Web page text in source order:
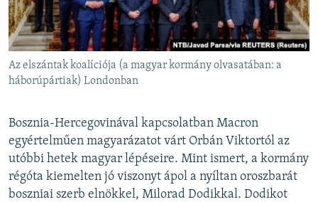
Az elszántak koalíciója (a magyar kormány olvasatában: a
háborúpártiak) Londonban
Bosznia-Hercegovinával kapcsolatban Macron
egyértelműen magyarázatot várt Orbán Viktortól az
utóbbi hetek magyar lépéseire. Mint ismert, a kormány
régóta kiemelten jó viszonyt ápol a nyíltan oroszbarát
boszniai szerb elnökkel, Milorad Dodikkal. Dodikot